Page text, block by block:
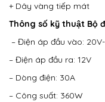
+ Dây vàng tiếp mát
Thông số kỹ thuật Bộ
– Điện áp đầu vào:
– Điện áp đầu ra: 12V
– Dòng điện: 30A
– Công suất: 360W